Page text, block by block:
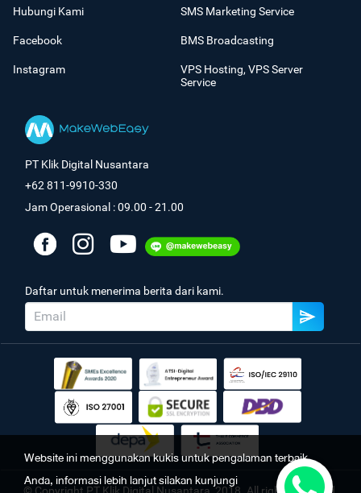
Hubungi Kami
Facebook
Instagram
SMS Marketing Service
BMS Broadcasting
VPS Hosting, VPS Server
Service
PT Klik Digital Nusantara
+62 811-9910-330
Jam Operasional : 09.00 - 21.00
Daftar untuk menerima berita dari kami.
Website ini menggunakan kukis untuk pengalaman terbaik
Anda, informasi lebih lanjut silakan kunjungi